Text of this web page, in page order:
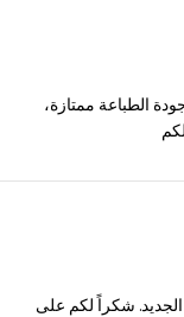
الطباعة ممتازة،
الجديد. شكراً لكم على